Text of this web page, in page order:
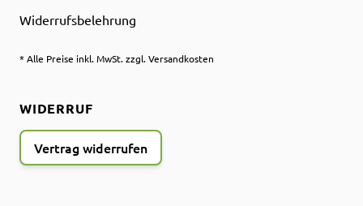
Widerrufsbelehrung
* Alle Preise inkl. MwSt. zzgl. Versandkosten
WIDERRUF
Vertrag widerrufen